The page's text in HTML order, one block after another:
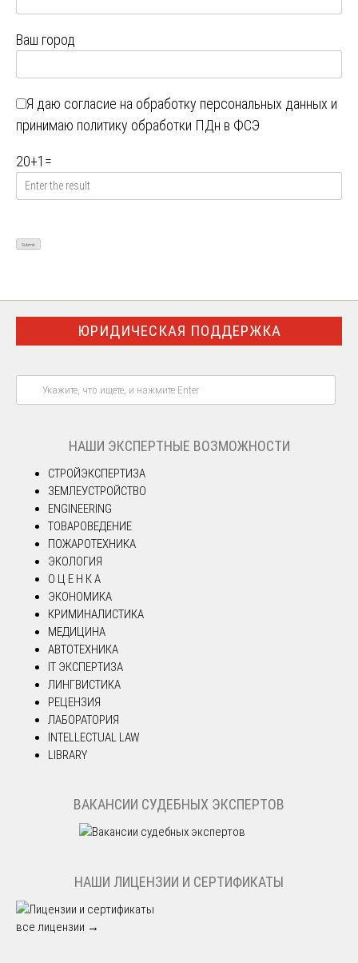
Ваш город
Я даю согласие на обработку персональных данных и
принимаю политику обработки ПДн в ФСЭ
20+1 =
ЮРИДИЧЕСКАЯ ПОДДЕРЖКА
НАШИ ЭКСПЕРТНЫЕ ВОЗМОЖНОСТИ
СТРОЙЭКСПЕРТИЗА
ЗЕМЛЕУСТРОЙСТВО
ENGINEERING
ТОВАРОВЕДЕНИЕ
ПОЖАРОТЕХНИКА
ЭКОЛОГИЯ
О Ц Е Н К А
ЭКОНОМИКА
КРИМИНАЛИСТИКА
МЕДИЦИНА
АВТОТЕХНИКА
IT ЭКСПЕРТИЗА
ЛИНГВИСТИКА
РЕЦЕНЗИЯ
ЛАБОРАТОРИЯ
INTELLECTUAL LAW
LIBRARY
ВАКАНСИИ СУДЕБНЫХ ЭКСПЕРТОВ
НАШИ ЛИЦЕНЗИИ И СЕРТИФИКАТЫ
все лицензии →